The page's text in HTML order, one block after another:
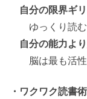
自分の限界ギ
ゆっくり読む
自分の能力よ
脳は最も活性
・ワクワク読書術